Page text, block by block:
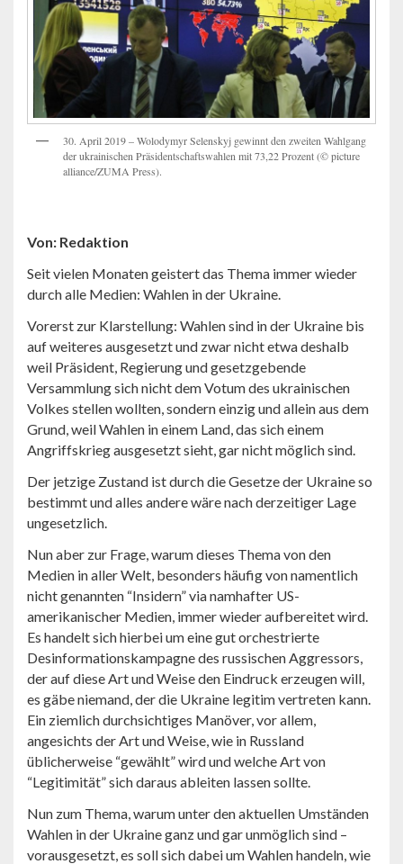
30. April 2019 – Wolodymyr Selenskyj gewinnt den zweiten Wahlgang
der ukrainischen Präsidentschaftswahlen mit 73,22 Prozent (© picture
alliance/ZUMA Press).
Von: Redaktion
Seit vielen Monaten geistert das Thema immer wieder
durch alle Medien: Wahlen in der Ukraine.
Vorerst zur Klarstellung: Wahlen sind in der Ukraine bis
auf weiteres ausgesetzt und zwar nicht etwa deshalb
weil Präsident, Regierung und gesetzgebende
Versammlung sich nicht dem Votum des ukrainischen
Volkes stellen wollten, sondern einzig und allein aus dem
Grund, weil Wahlen in einem Land, das sich einem
Angriffskrieg ausgesetzt sieht, gar nicht möglich sind.
Der jetzige Zustand ist durch die Gesetze der Ukraine so
bestimmt und alles andere wäre nach derzeitiger Lage
ungesetzlich.
Nun aber zur Frage, warum dieses Thema von den
Medien in aller Welt, besonders häufig von namentlich
nicht genannten “Insidern” via namhafter US-
amerikanischer Medien, immer wieder aufbereitet wird.
Es handelt sich hierbei um eine gut orchestrierte
Desinformationskampagne des russischen Aggressors,
der auf diese Art und Weise den Eindruck erzeugen will,
es gäbe niemand, der die Ukraine legitim vertreten kann.
Ein ziemlich durchsichtiges Manöver, vor allem,
angesichts der Art und Weise, wie in Russland
üblicherweise “gewählt” wird und welche Art von
“Legitimität” sich daraus ableiten lassen sollte.
Nun zum Thema, warum unter den aktuellen Umständen
Wahlen in der Ukraine ganz und gar unmöglich sind –
vorausgesetzt, es soll sich dabei um Wahlen handeln, wie